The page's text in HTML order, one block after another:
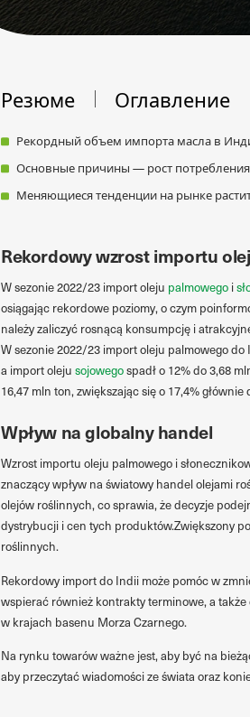
Резюме Оглавление
Рекордный объем импорта масла в
Основные причины — рост
Меняющиеся тенденции на рынке
Rekordowy wzrost importu
W sezonie 2022/23 import oleju palmowegoi
osiągając rekordowe poziomy, o czym
należy zaliczyć rosnącą konsumpcję i
W sezonie 2022/23 import oleju palmowego
a import oleju sojowegospadł o 12% do 3,68
16,47 mln ton, zwiększając się o 17,4%
Wpływ na globalny handel
Wzrost importu oleju palmowego i
znaczący wpływ na światowy handel olejami
olejów roślinnych, co sprawia, że decyzje
dystrybucji i cen tych produktów.Zwiększony
roślinnych.
Rekordowy import do Indii może pomóc w
wspierać również kontrakty terminowe, a
w krajach basenu Morza Czarnego.
Na rynku towarów ważne jest, aby być na
aby przeczytać wiadomości ze świata oraz